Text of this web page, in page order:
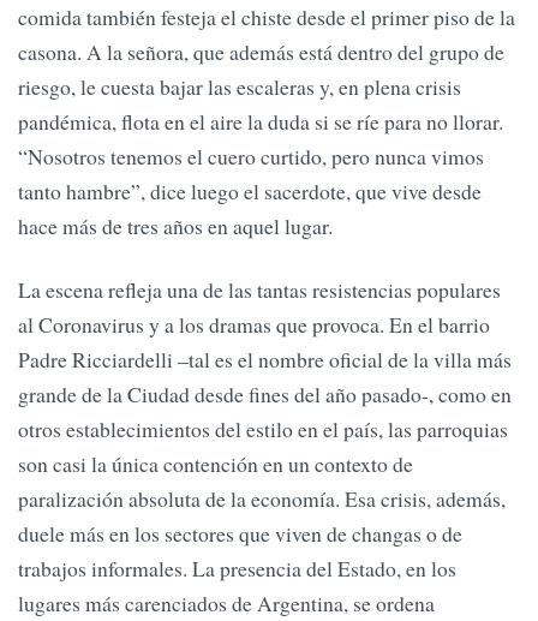
comida también festeja el chiste desde el primer piso de la
casona. A la señora, que además está dentro del grupo de
riesgo, le cuesta bajar las escaleras y, en plena crisis
pandémica, flota en el aire la duda si se ríe para no llorar.
“Nosotros tenemos el cuero curtido, pero nunca vimos
tanto hambre”, dice luego el sacerdote, que vive desde
hace más de tres años en aquel lugar.
La escena refleja una de las tantas resistencias populares
al Coronavirus y a los dramas que provoca. En el barrio
Padre Ricciardelli –tal es el nombre oficial de la villa más
grande de la Ciudad desde fines del año pasado-, como en
otros establecimientos del estilo en el país, las parroquias
son casi la única contención en un contexto de
paralización absoluta de la economía. Esa crisis, además,
duele más en los sectores que viven de changas o de
trabajos informales. La presencia del Estado, en los
lugares más carenciados de Argentina, se ordena